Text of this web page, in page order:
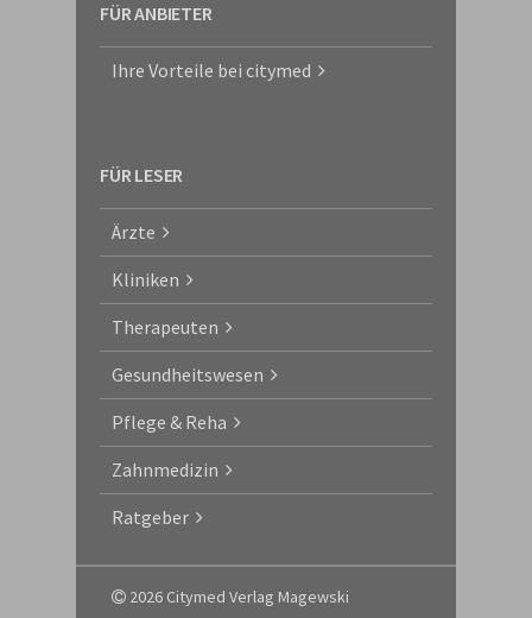
FÜR ANBIETER
Ihre Vorteile bei citymed
FÜR LESER
Ärzte
Kliniken
Therapeuten
Gesundheitswesen
Pflege & Reha
Zahnmedizin
Ratgeber
2026 Citymed Verlag Magewski